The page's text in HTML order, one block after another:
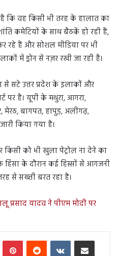
कि वह किसी भी तरह के हालात का
कमेटियों के साथ बैठकें हो रही हैं,
रहे हैं और सोशल मीडिया पर भी
में ड्रोन से नज़र रखी जा रही है।
से सटे उत्तर प्रदेश के इलाकों और
पर है। यूपी के मथुरा, आगरा,
मेरठ, बागपत, हापुड़, अलीगढ़,
किया गया है।
किसी को भी खुला पेट्रोल ना देने का
के दौरान कई हिस्सों से आगजनी
से सख्ती बरत रहा है।
प्रसाद यादव ने पीएम मोदी पर
PinterestReddit VKontakteShare via Email